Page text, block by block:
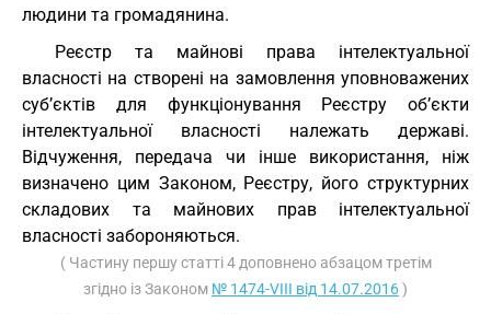
людини та громадянина.
Реєстр та майнові права інтелектуальної
власності на створені на замовлення уповноважених
суб’єктів для функціонування Реєстру об’єкти
інтелектуальної власності належать державі.
Відчуження, передача чи інше використання, ніж
визначено цим Законом, Реєстру, його структурних
складових та майнових прав інтелектуальної
власності забороняються.
( Частину першу статті 4 доповнено абзацом третім
згідно із Законом № 1474-VIII від 14.07.2016)